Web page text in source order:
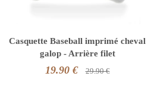
Casquette Baseball imprimé cheval
galop - Arrière filet
19.90 € 29.90 €